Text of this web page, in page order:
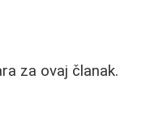
za ovaj članak.